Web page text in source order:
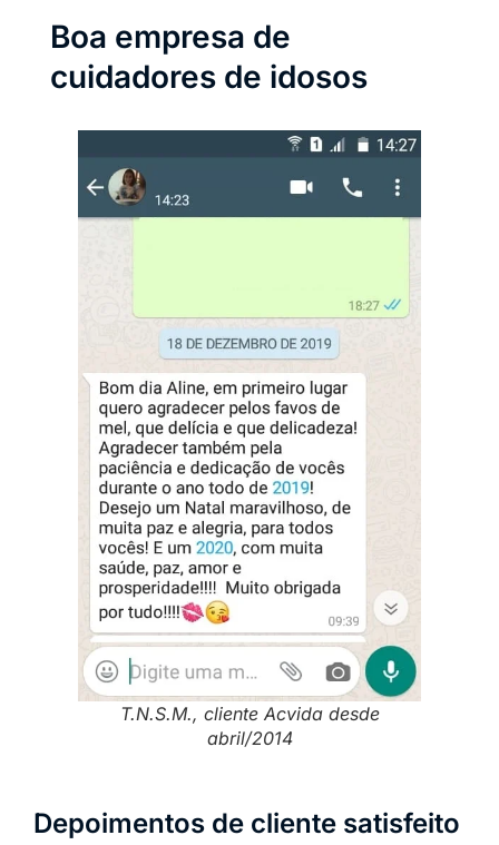
Boa empresa de
cuidadores de idosos
T.N.S.M., cliente Acvida desde
abril/2014
Depoimentos de cliente satisfeito